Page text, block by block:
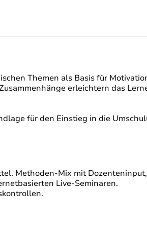
Themen als Basis für
erleichtern das
für den Einstieg in die
Methoden-Mix mit
Live-Seminaren.